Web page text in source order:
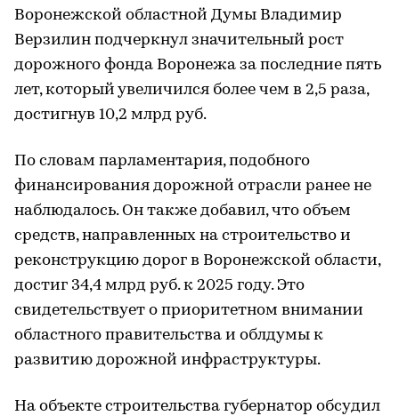
Воронежской областной Думы Владимир
Верзилин подчеркнул значительный рост
дорожного фонда Воронежа за последние пять
лет, который увеличился более чем в 2,5 раза,
достигнув 10,2 млрд руб.
По словам парламентария, подобного
финансирования дорожной отрасли ранее не
наблюдалось. Он также добавил, что объем
средств, направленных на строительство и
реконструкцию дорог в Воронежской области,
достиг 34,4 млрд руб. к 2025 году. Это
свидетельствует о приоритетном внимании
областного правительства и облдумы к
развитию дорожной инфраструктуры.
На объекте строительства губернатор обсудил